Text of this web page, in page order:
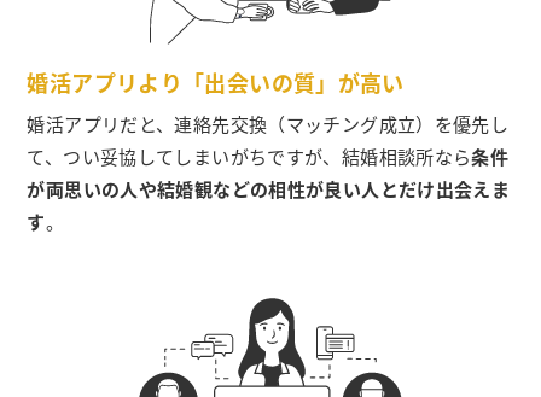
婚活アプリより「出会いの質」が高い
婚活アプリだと、連絡先交換（マッチング成立）を優先し
て、つい妥協してしまいがちですが、結婚相談所なら条件
が両思いの人や結婚観などの相性が良い人とだけ出会えま
す。